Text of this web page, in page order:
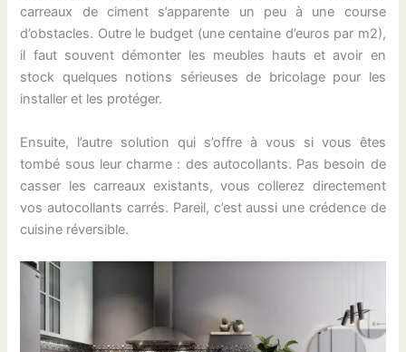
carreaux de ciment s’apparente un peu à une course
d’obstacles. Outre le budget (une centaine d’euros par m2),
il faut souvent démonter les meubles hauts et avoir en
stock quelques notions sérieuses de bricolage pour les
installer et les protéger.
Ensuite, l’autre solution qui s’offre à vous si vous êtes
tombé sous leur charme : des autocollants. Pas besoin de
casser les carreaux existants, vous collerez directement
vos autocollants carrés. Pareil, c’est aussi une crédence de
cuisine réversible.